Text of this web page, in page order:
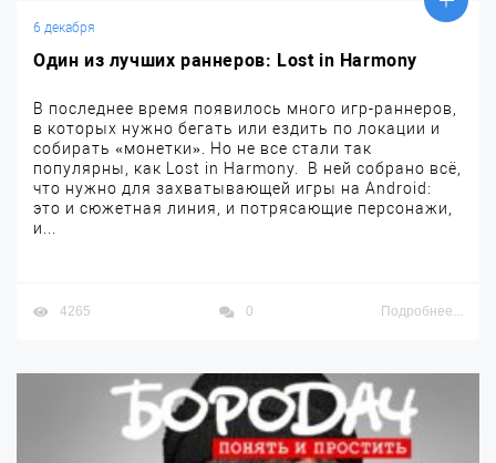
6 декабря
Один из лучших раннеров: Lost in Harmony
В последнее время появилось много игр-раннеров,
в которых нужно бегать или ездить по локации и
собирать «монетки». Но не все стали так
популярны, как Lost in Harmony. В ней собрано всё,
что нужно для захватывающей игры на Android:
это и сюжетная линия, и потрясающие персонажи,
и...
4265 0 Подробнее...